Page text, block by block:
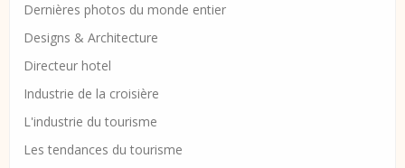
Dernières photos du monde entier
Designs & Architecture
Directeur hotel
Industrie de la croisière
L'industrie du tourisme
Les tendances du tourisme